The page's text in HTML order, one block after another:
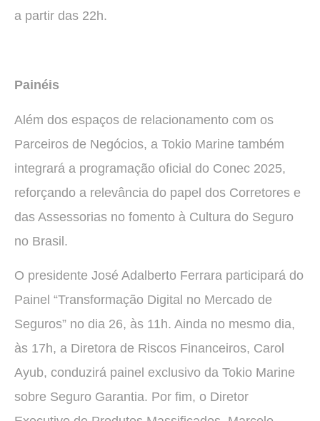
a partir das 22h.
Painéis
Além dos espaços de relacionamento com os
Parceiros de Negócios, a Tokio Marine também
integrará a programação oficial do Conec 2025,
reforçando a relevância do papel dos Corretores e
das Assessorias no fomento à Cultura do Seguro
no Brasil.
O presidente José Adalberto Ferrara participará do
Painel “Transformação Digital no Mercado de
Seguros” no dia 26, às 11h. Ainda no mesmo dia,
às 17h, a Diretora de Riscos Financeiros, Carol
Ayub, conduzirá painel exclusivo da Tokio Marine
sobre Seguro Garantia. Por fim, o Diretor